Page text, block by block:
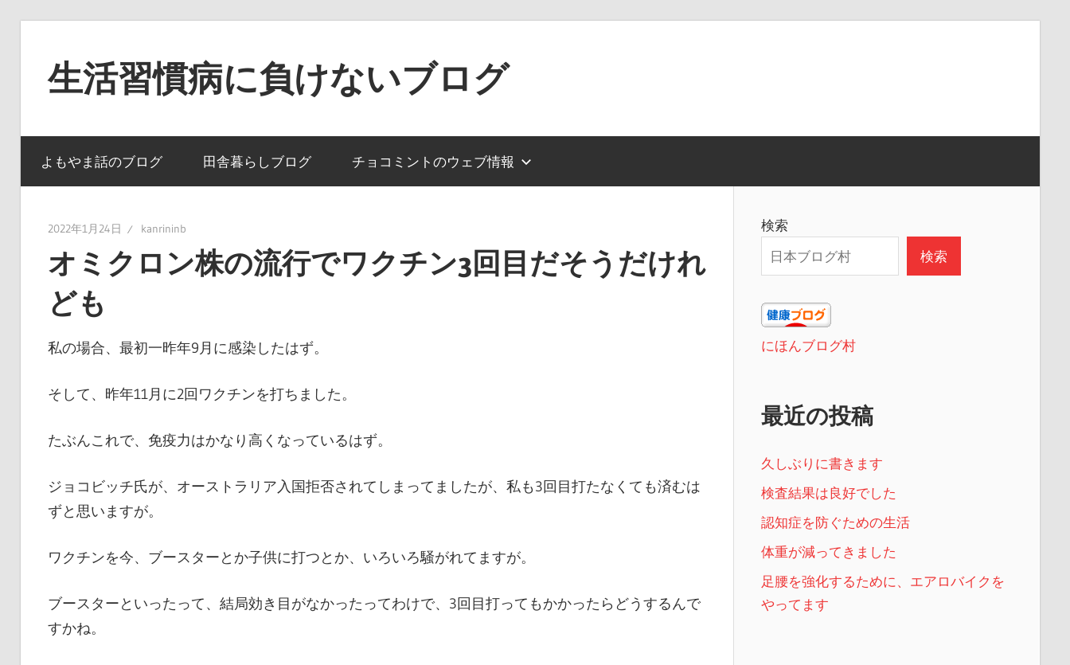
生活習慣病に負けないブログ
よもやま話のブログ 田舎暮らしブログ チョコミントのウェブ情報
2022年1月24日 kanrininb
オミクロン株の流行でワクチン3回目だそうだけれ
ども
私の場合、最初一昨年9月に感染したはず。
そして、昨年11月に2回ワクチンを打ちました。
たぶんこれで、免疫力はかなり高くなっているはず。
ジョコビッチ氏が、オーストラリア入国拒否されてしまってましたが、私も3回目打たなくても済むは
ずと思いますが。
ワクチンを今、ブースターとか子供に打つとか、いろいろ騒がれてますが。
ブースターといったって、結局効き目がなかったってわけで、3回目打ってもかかったらどうするんで
すかね。
検索
検索
にほんブログ村
最近の投稿
久しぶりに書きます
検査結果は良好でした
認知症を防ぐための生活
体重が減ってきました
足腰を強化するために、エアロバイクを
やってます